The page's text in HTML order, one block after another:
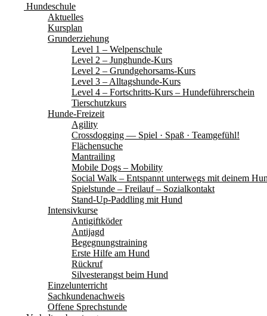
Hundeschule
Aktuelles
Kursplan
Grunderziehung
Level 1 – Welpenschule
Level 2 – Junghunde-Kurs
Level 2 – Grundgehorsams-Kurs
Level 3 – Alltagshunde-Kurs
Level 4 – Fortschritts-Kurs – Hundeführerschein
Tierschutzkurs
Hunde-Freizeit
Agility
Crossdogging — Spiel · Spaß · Teamgefühl!
Flächensuche
Mantrailing
Mobile Dogs – Mobility
Social Walk – Entspannt unterwegs mit deinem
Spielstunde – Freilauf – Sozialkontakt
Stand-Up-Paddling mit Hund
Intensivkurse
Antigiftköder
Antijagd
Begegnungstraining
Erste Hilfe am Hund
Rückruf
Silvesterangst beim Hund
Einzelunterricht
Sachkundenachweis
Offene Sprechstunde